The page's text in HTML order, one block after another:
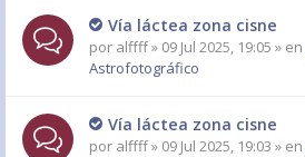
Vía láctea zona cisne
por alffff» 09 Jul 2025, 19:05 » en
Astrofotográfico
Vía láctea zona cisne
por alffff» 09 Jul 2025, 19:03 » en